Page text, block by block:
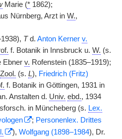
Marie (* 1862);
Nürnberg, Arzt in W.,
Td. Anton Kerner v.
f. Botanik in Innsbruck u. W. (s.
Ebner v. Rofenstein (1835–1919);
Zool. (s. L), Friedrich (Fritz)
f. Botanik in Göttingen, 1931 in
Anstalten d. Univ. ebd., 1934
in Müncheberg (s. Lex.
; Personenlex. Drittes
), Wolfgang (1898–1984), Dr.